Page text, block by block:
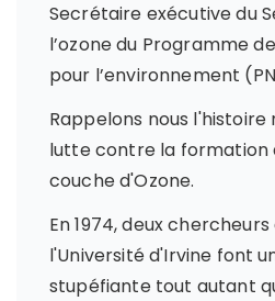
Secrétaire exécutive du
l’ozone du Programme
pour l’environnement
Rappelons nous
lutte contre la formation
couche d'Ozone.
En 1974, deux
l'Université d'Irvine font
stupéfiante tout autant